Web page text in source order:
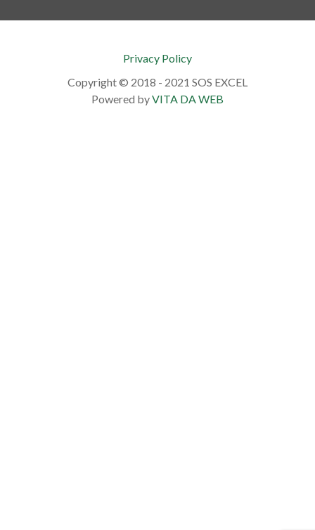
Privacy Policy
Copyright © 2018 - 2021 SOS EXCEL
Powered byVITA DA WEB